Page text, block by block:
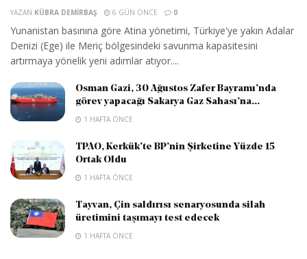
YAZAN KÜBRA DEMIRBAŞ 6 GÜN ÖNCE 0
Yunanistan basınına göre Atina yönetimi, Türkiye'ye yakın Adalar
Denizi (Ege) ile Meriç bölgesindeki savunma kapasitesini
artırmaya yönelik yeni adımlar atıyor....
Osman Gazi, 30 Ağustos Zafer Bayramı’nda
görev yapacağı Sakarya Gaz Sahası’na...
1 HAFTA ÖNCE
TPAO, Kerkük’te BP’nin Şirketine Yüzde 15
Ortak Oldu
1 HAFTA ÖNCE
Tayvan, Çin saldırısı senaryosunda silah
üretimini taşımayı test edecek
1 HAFTA ÖNCE